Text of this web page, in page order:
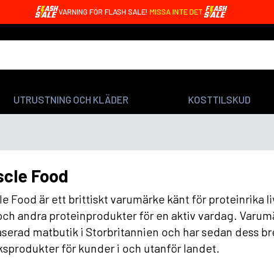
VARNING FÖR FLASH SALE! MISSA INTE DET.
UTRUSTNING OCH KLÄDER KOSTTILSKUD
Food
Food är ett brittiskt varumärke känt för proteinrika
andra proteinprodukter för en aktiv vardag.
matbutik i Storbritannien och har sedan dess
för kunder i och utanför landet.